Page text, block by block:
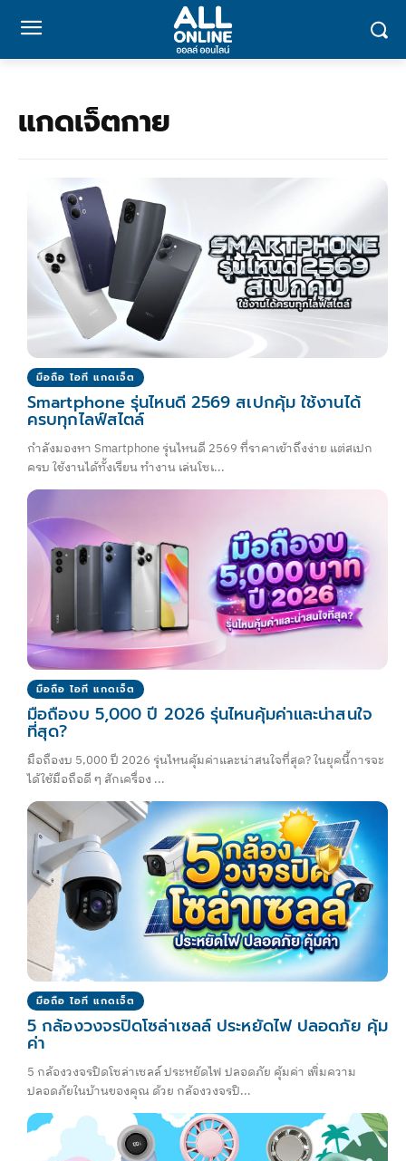
แกดเจ็ตกาย
มือถือ ไอที แกดเจ็ต
Smartphone รุ่นไหนดี 2569 สเปกคุ้ม ใช้งานได้
ครบทุกไลฟ์สไตล์
กำลังมองหา Smartphone รุ่นไหนดี 2569 ที่ราคาเข้าถึงง่าย แต่สเปก
ครบ ใช้งานได้ทั้งเรียน ทำงาน เล่นโซเ...
มือถือ ไอที แกดเจ็ต
มือถืองบ 5,000 ปี 2026 รุ่นไหนคุ้มค่าและน่าสนใจ
ที่สุด?
มือถืองบ 5,000 ปี 2026 รุ่นไหนคุ้มค่าและน่าสนใจที่สุด? ในยุคนี้การจะ
ได้ใช้มือถือดี ๆ สักเครื่อง ...
มือถือ ไอที แกดเจ็ต
5 กล้องวงจรปิดโซล่าเซลล์ ประหยัดไฟ ปลอดภัย คุ้ม
ค่า
5 กล้องวงจรปิดโซล่าเซลล์ ประหยัดไฟ ปลอดภัย คุ้มค่า เพิ่มความ
ปลอดภัยในบ้านของคุณ ด้วย กล้องวงจรปิ...